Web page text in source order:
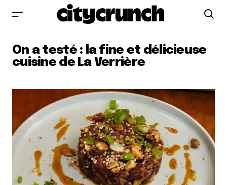
On a testé : la fine et délicieuse
cuisine de La Verrière